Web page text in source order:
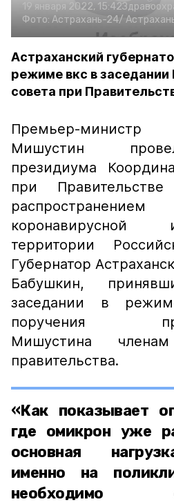
19 января 2022, 15:42
Фото: Астрахань-24/
Астраханский
режиме вкс в заседании
совета при
Премьер-
Мишустин
президиума
при
территории
Губернатор
Бабушкин,
заседании в
поручения
Мишустина членам
правительства.
«Как показывает
где омикрон уже
основная
именно на
необходимо